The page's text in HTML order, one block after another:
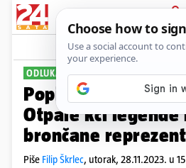
PRIJAVA
Sport
ODLUKA NOVOG IZBORNIKA
Popis Hrvatica za
Otpale kći legende
brončane
Piše Filip Škrlec, utorak, 28.11.2023. u